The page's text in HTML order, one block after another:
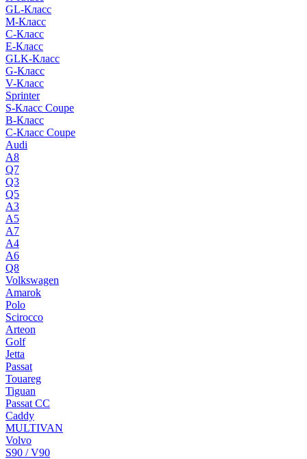
GL-Класс
M-Класс
C-Класс
E-Класс
GLK-Класс
G-Класс
V-Класс
Sprinter
S-Класс Сoupe
B-Класс
C-Класс Coupe
Audi
A8
Q7
Q3
Q5
A3
A5
A7
A4
A6
Q8
Volkswagen
Amarok
Polo
Scirocco
Arteon
Golf
Jetta
Passat
Touareg
Tiguan
Passat CC
Caddy
MULTIVAN
Volvo
S90 / V90